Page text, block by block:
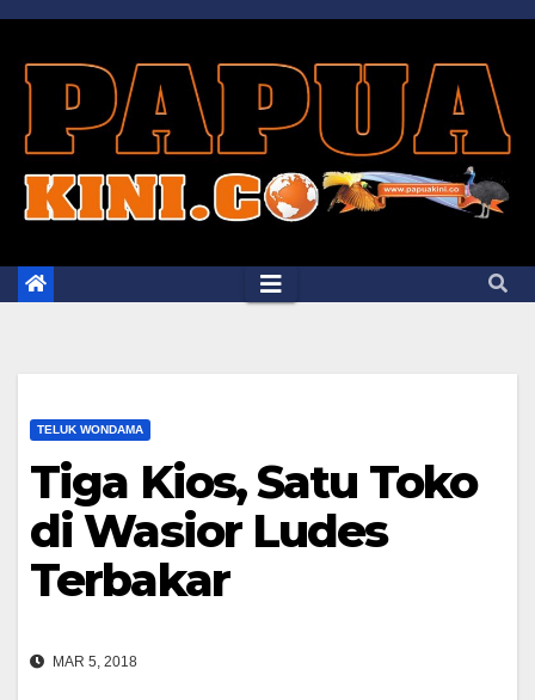
Skip
content
TELUK WONDAMA
Tiga Kios, Satu Toko
di Wasior Ludes
Terbakar
MAR 5, 2018